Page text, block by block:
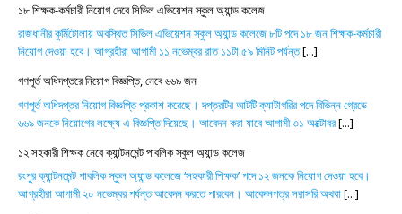
১৮ শিক্ষক-কর্মচারী নিয়োগ দেবে সিভিল এভিয়েশন স্কুল অ্যান্ড কলেজ
রাজধানীর কুর্মিটোলায় অবস্থিত সিভিল এভিয়েশন স্কুল অ্যান্ড কলেজে ৮টি পদে ১৮ জন শিক্ষক-কর্মচারী
নিয়োগ দেওয়া হবে। আগ্রহীরা আগামী ১১ নভেম্বর রাত ১১টা ৫৯ মিনিট পর্যন্ত[...]
গণপূর্ত অধিদপ্তরে নিয়োগ বিজ্ঞপ্তি, নেবে ৬৬৯ জন
গণপূর্ত অধিদপ্তর নিয়োগ বিজ্ঞপ্তি প্রকাশ করেছে। দপ্তরটির আটটি ক্যাটাগরির পদে বিভিন্ন গ্রেডে
৬৬৯ জনকে নিয়োগের লক্ষ্যে এ বিজ্ঞপ্তি দিয়েছে। আবেদন করা যাবে আগামী ৩১ অক্টোবর[...]
১২ সহকারী শিক্ষক নেবে ক্যান্টনমেন্ট পাবলিক স্কুল অ্যান্ড কলেজ
রংপুর ক্যান্টনমেন্ট পাবলিক স্কুল অ্যান্ড কলেজে ‘সহকারী শিক্ষক’ পদে ১২ জনকে নিয়োগ দেওয়া হবে।
আগ্রহীরা আগামী ২০ নভেম্বর পর্যন্ত আবেদন করতে পারবেন। আবেদনপত্র সরাসরি অথবা[...]